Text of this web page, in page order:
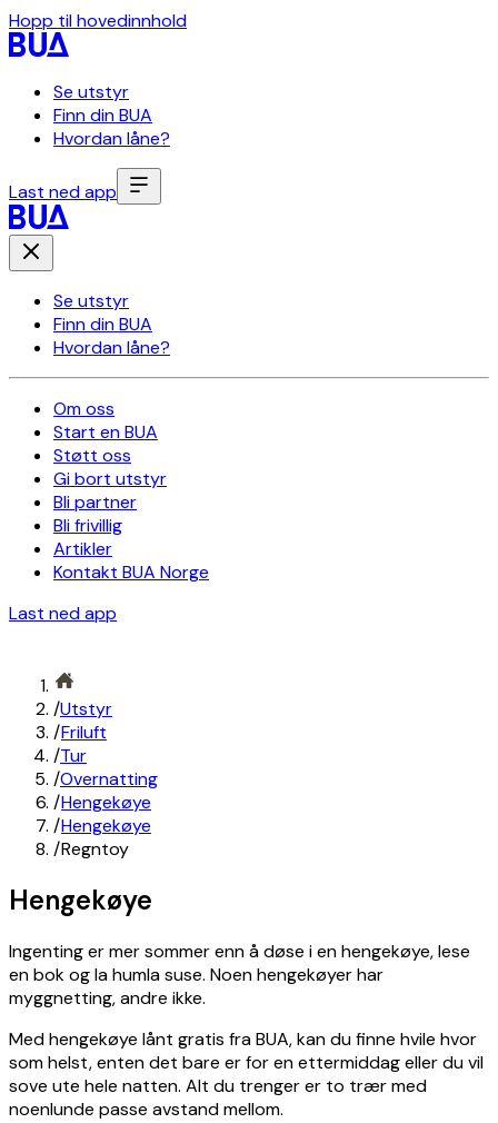
Hopp til hovedinnhold
Se utstyr
Finn din BUA
Hvordan låne?
Last ned app
Se utstyr
Finn din BUA
Hvordan låne?
Om oss
Start en BUA
Støtt oss
Gi bort utstyr
Bli partner
Bli frivillig
Artikler
Kontakt BUA Norge
Last ned app
/Utstyr
/Friluft
/Tur
/Overnatting
/Hengekøye
/Hengekøye
/Regntoy
Hengekøye
Ingenting er mer sommer enn å døse i en hengekøye, lese
en bok og la humla suse. Noen hengekøyer har
myggnetting, andre ikke.
Med hengekøye lånt gratis fra BUA, kan du finne hvile hvor
som helst, enten det bare er for en ettermiddag eller du vil
sove ute hele natten. Alt du trenger er to trær med
noenlunde passe avstand mellom.